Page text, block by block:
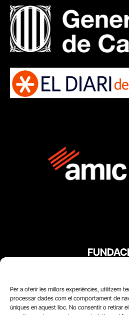
Per a oferir les millors experiències, utilitzem
processar dades com el comportament de
úniques en aquest lloc. No consentir o retirar